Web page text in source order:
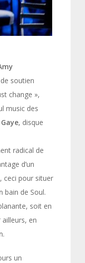
soutien
change »,
music des
, disque
radical de
d’un
ceci pour situer
bain de Soul.
soit en
en
un